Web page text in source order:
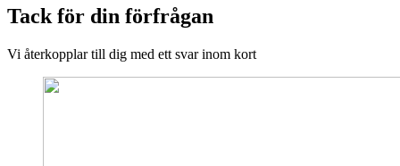
Tack för din förfrågan
Vi återkopplar till dig med ett svar inom kort